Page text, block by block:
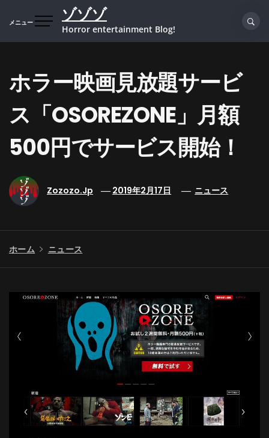
メニュー ゾゾゾ
Horror entertainment Blog!
ホラー映画見放題サービ
ス「OSOREZONE」月額
500円でサービス開始！
Zozozo.jp 2019年2月17日 ニュース
ホーム ニュース